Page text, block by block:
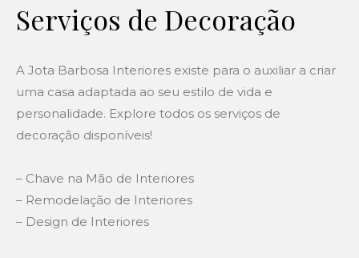
Serviços de Decoração
A Jota Barbosa Interiores existe para o auxiliar a criar
uma casa adaptada ao seu estilo de vida e
personalidade. Explore todos os serviços de
decoração disponíveis!
– Chave na Mão de Interiores
– Remodelação de Interiores
– Design de Interiores